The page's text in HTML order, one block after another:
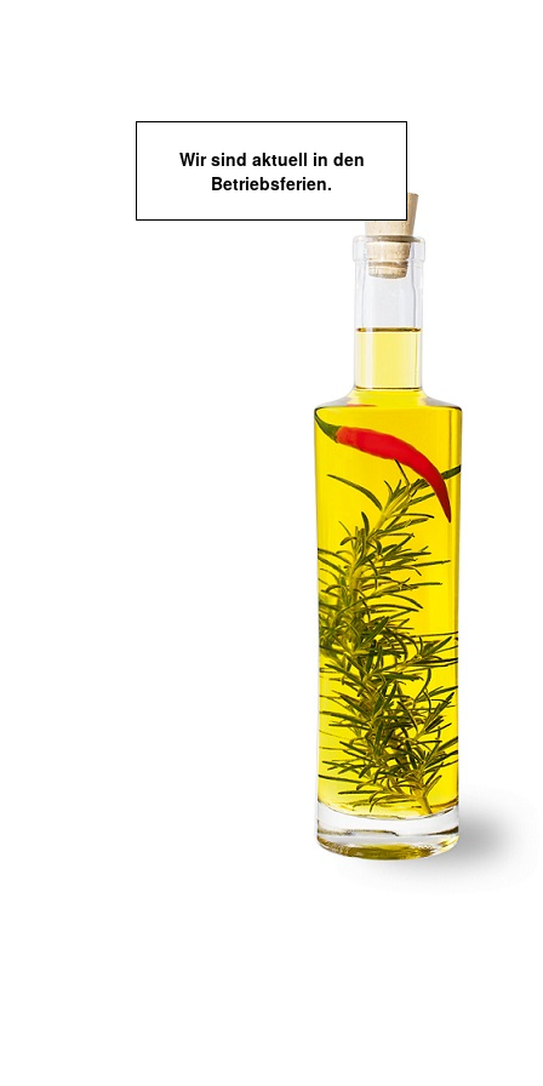
Wir sind aktuell in den
Betriebsferien.